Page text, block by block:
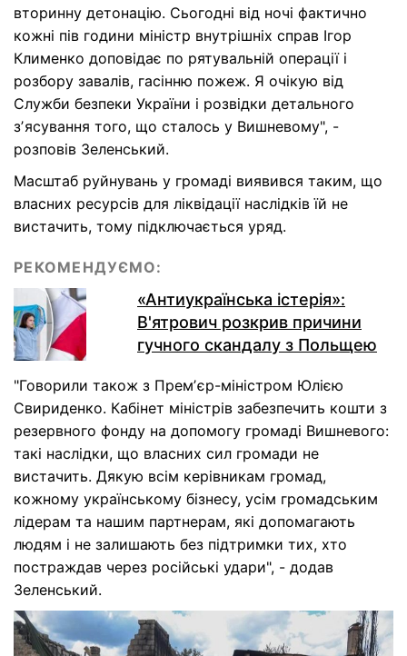
вторинну детонацію. Сьогодні від ночі фактично
кожні пів години міністр внутрішніх справ Ігор
Клименко доповідає по рятувальній операції і
розбору завалів, гасінню пожеж. Я очікую від
Служби безпеки України і розвідки детального
зʼясування того, що сталось у Вишневому", -
розповів Зеленський.
Масштаб руйнувань у громаді виявився таким, що
власних ресурсів для ліквідації наслідків їй не
вистачить, тому підключається уряд.
РЕКОМЕНДУЄМО:
«Антиукраїнська істерія»:
В'ятрович розкрив причини
гучного скандалу з Польщею
"Говорили також з Премʼєр-міністром Юлією
Свириденко. Кабінет міністрів забезпечить кошти з
резервного фонду на допомогу громаді Вишневого:
такі наслідки, що власних сил громади не
вистачить. Дякую всім керівникам громад,
кожному українському бізнесу, усім громадським
лідерам та нашим партнерам, які допомагають
людям і не залишають без підтримки тих, хто
постраждав через російські удари", - додав
Зеленський.
Наслідки атаки РФ у ВишневомуФото:
facebook.com/sergii.koretskyi.page